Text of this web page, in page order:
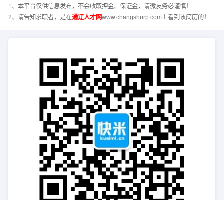
1、本平台仅供信息发布，不会收取押金、保证金，请微友务必谨慎！
2、请告知求职者，是在通辽人才网www.changshurp.com上看到该简历的！